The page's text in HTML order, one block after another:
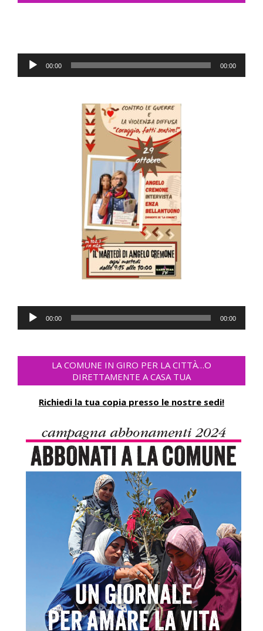
Audio
Player
00:00 00:00
Audio
Player
00:00 00:00
LA COMUNE IN GIRO PER LA CITTÀ…O
DIRETTAMENTE A CASA TUA
Richiedi la tua copia presso le nostre sedi!